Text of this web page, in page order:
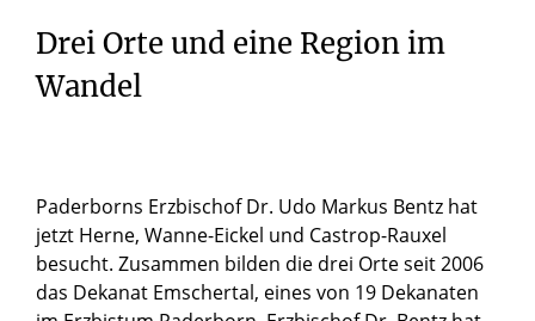
Drei Orte und eine Region im
Wandel
Paderborns Erzbischof Dr. Udo Markus Bentz hat
jetzt Herne, Wanne-Eickel und Castrop-Rauxel
besucht. Zusammen bilden die drei Orte seit 2006
das Dekanat Emschertal, eines von 19 Dekanaten